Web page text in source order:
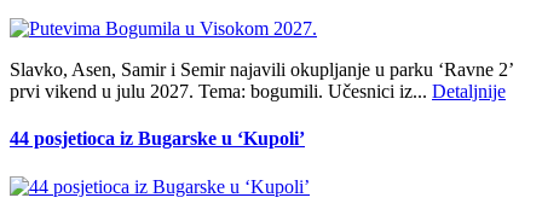
Slavko, Asen, Samir i Semir najavili okupljanje u parku ‘Ravne 2’
prvi vikend u julu 2027. Tema: bogumili. Učesnici iz... Detaljnije
44 posjetioca iz Bugarske u ‘Kupoli’